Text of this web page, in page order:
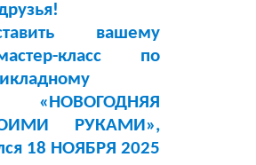
вашему
класс по
«НОВОГОДНЯЯ
РУКАМИ»,
18 НОЯБРЯ 2025